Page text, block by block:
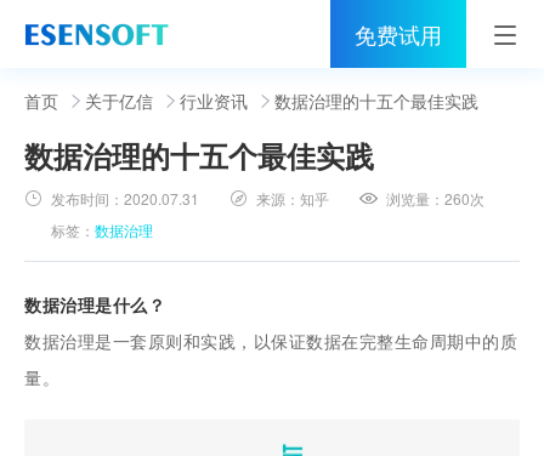
免费试用
首页
睿治
解决方案
伙伴
服务
社区
首页 关于亿信 行业资讯 数据治理的十五个最佳实践
数据治理的十五个最佳实践
发布时间：2020.07.31 来源：知乎 浏览量：260次
标签：数据治理
数据治理是什么？
数据治理是一套原则和实践，以保证数据在完整生命周期中的质
量。